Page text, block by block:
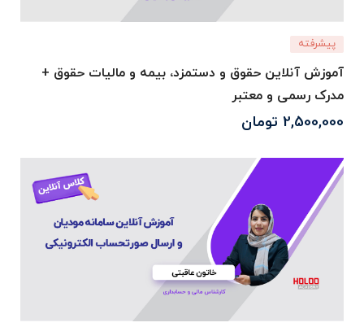
پیشرفته
آموزش آنلاین حقوق و دستمزد، بیمه و مالیات حقوق +
مدرک رسمی و معتبر
2,500,000 تومان